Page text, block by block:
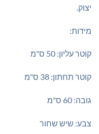
יצוק.
מידות:
קוטר עליון: 50 ס"מ
קוטר תחתון: 38 ס"מ
גובה: 60 ס"מ
צבע: שיש שחור